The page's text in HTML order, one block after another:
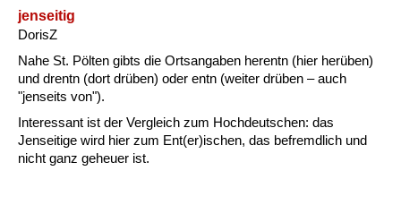
jenseitig
DorisZ
Nahe St. Pölten gibts die Ortsangaben herentn (hier herüben)
und drentn (dort drüben) oder entn (weiter drüben – auch
"jenseits von").
Interessant ist der Vergleich zum Hochdeutschen: das
Jenseitige wird hier zum Ent(er)ischen, das befremdlich und
nicht ganz geheuer ist.